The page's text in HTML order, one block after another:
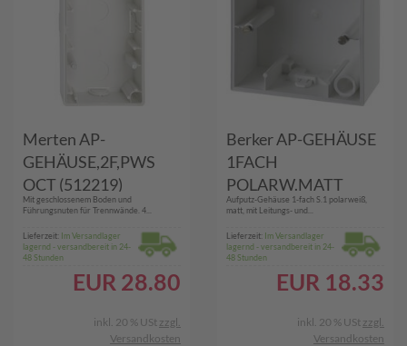
Merten AP-
GEHÄUSE,2F,PWS
OCT (512219)
Mit geschlossenem Boden und
Führungsnuten für Trennwände. 4...
Lieferzeit: Im Versandlager
lagernd - versandbereit in 24-
48 Stunden
EUR 28.80
inkl. 20 % USt zzgl.
Versandkosten
Berker AP-GEHÄUSE
1FACH
POLARW.MATT
(10419909 PWS
S.1/Q.3)
Aufputz-Gehäuse 1-fach S.1 polarweiß,
matt, mit Leitungs- und...
Lieferzeit: Im Versandlager
lagernd - versandbereit in 24-
48 Stunden
EUR 18.33
inkl. 20 % USt zzgl.
Versandkosten